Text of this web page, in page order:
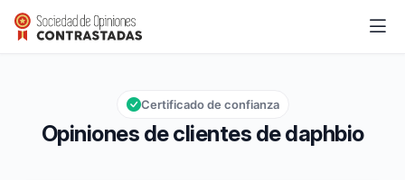
daphbio
Calificación global: 9,2 de 10
9,2/10
Opiniones de clientes de daphbio
Certificado de confianza